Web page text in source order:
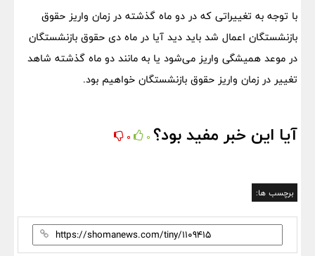
با توجه به تغییراتی که در دو ماه گذشته در زمان واریز حقوق
بازنشستگان اعمال شد باید دید آیا در ماه دی حقوق بازنشستگان
در موعد همیشگی واریز می‌شود یا به مانند دو ماه گذشته شاهد
تغییر در زمان واریز حقوق بازنشستگان خواهیم بود.
آیا این خبر مفید بود؟ 0
0
برچسب ها: